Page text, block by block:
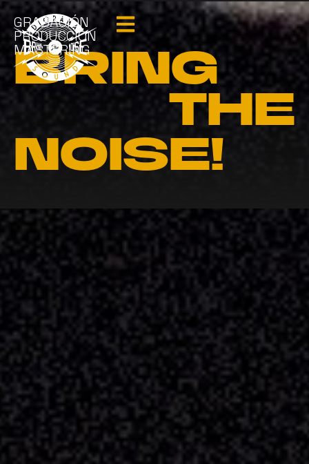
BRING
GRABACIÓN
PRODUCCIÓN
MASTERING
THE
NOISE!